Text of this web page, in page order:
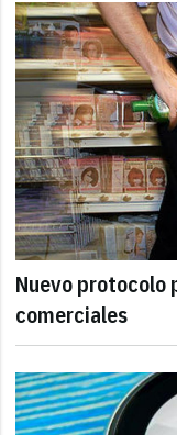
Nuevo protocolo
comerciales